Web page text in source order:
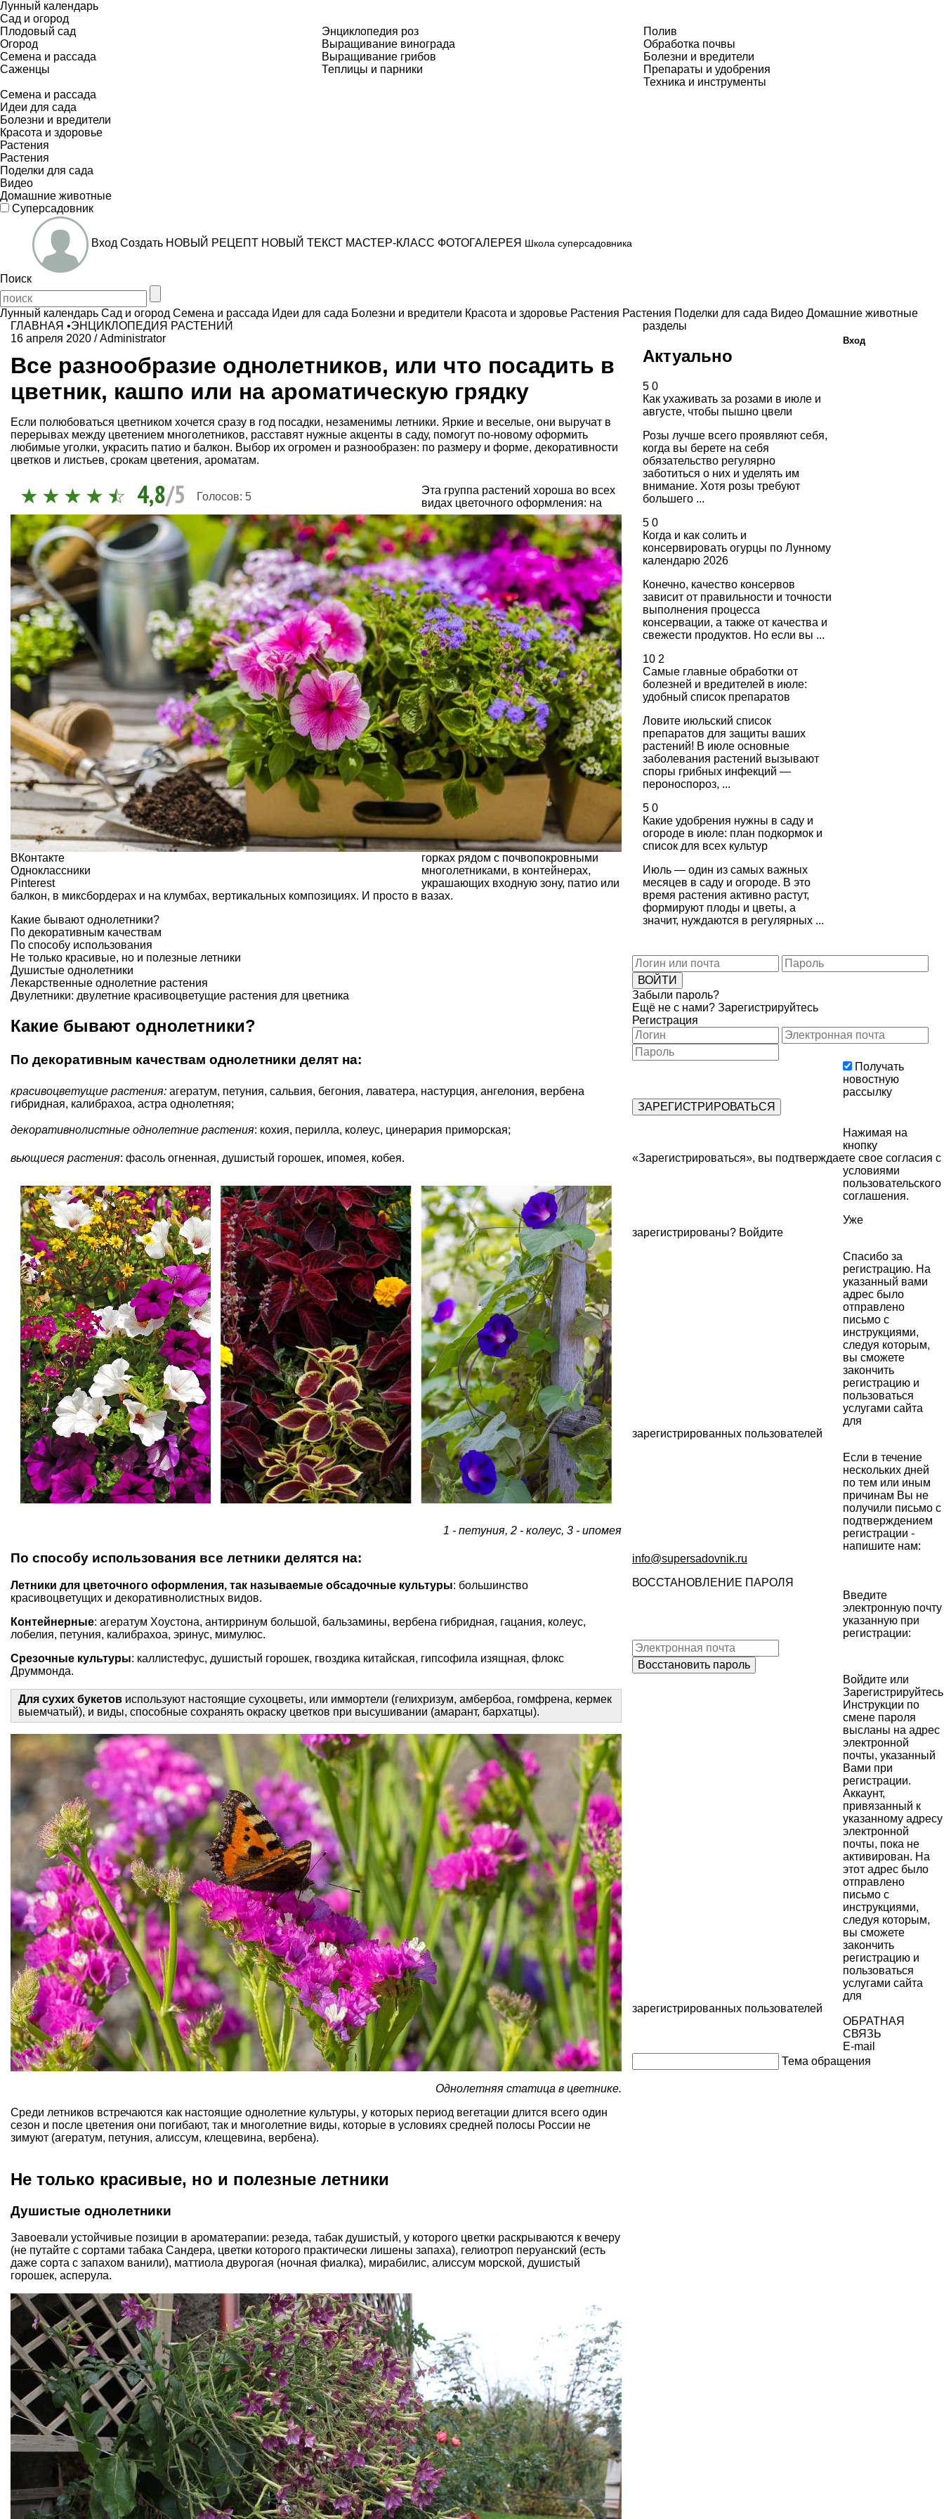
Лунный календарь
Сад и огород
Плодовый сад
Огород
Семена и рассада
Саженцы
Энциклопедия роз
Выращивание винограда
Выращивание грибов
Теплицы и парники
Полив
Обработка почвы
Болезни и вредители
Препараты и удобрения
Техника и инструменты
Семена и рассада
Идеи для сада
Болезни и вредители
Красота и здоровье
Растения
Растения
Поделки для сада
Видео
Домашние животные
Суперсадовник
Вход Создать НОВЫЙ РЕЦЕПТ НОВЫЙ ТЕКСТ МАСТЕР-КЛАСС ФОТОГАЛЕРЕЯ Школа суперсадовника
Поиск
Лунный календарь Сад и огород Семена и рассада Идеи для сада Болезни и вредители Красота и здоровье Растения Растения Поделки для сада Видео Домашние животные
ГЛАВНАЯ •ЭНЦИКЛОПЕДИЯ РАСТЕНИЙ
16 апреля 2020 /Administrator
Все разнообразие однолетников, или что посадить в
цветник, кашпо или на ароматическую грядку
Если полюбоваться цветником хочется сразу в год посадки, незаменимы летники. Яркие и веселые, они выручат в
перерывах между цветением многолетников, расставят нужные акценты в саду, помогут по-новому оформить
любимые уголки, украсить патио и балкон. Выбор их огромен и разнообразен: по размеру и форме, декоративности
цветков и листьев, срокам цветения, ароматам.
4,8/5 Голосов: 5
ВКонтакте
Одноклассники
Pinterest
Эта группа растений хороша во всех
видах цветочного оформления: на
горках рядом с почвопокровными
многолетниками, в контейнерах,
украшающих входную зону, патиоили
балкон, в миксбордерах и на клумбах, вертикальных композициях. И просто в вазах.
Какие бывают однолетники?
По декоративным качествам
По способу использования
Не только красивые, но и полезные летники
Душистые однолетники
Лекарственные однолетние растения
Двулетники: двулетние красивоцветущие растения для цветника
Какие бывают однолетники?
По декоративным качествам однолетники делят на:
красивоцветущие растения: агератум, петуния, сальвия, бегония, лаватера, настурция, ангелония, вербена
гибридная, калибрахоа, астра однолетняя;
декоративнолистные однолетние растения: кохия, перилла, колеус, цинерария приморская; 
вьющиеся растения: фасоль огненная, душистый горошек, ипомея, кобея.
1 - петуния, 2 - колеус, 3 - ипомея
По способу использования все летники делятся на:
Летники для цветочного оформления, так называемые обсадочные культуры: большинство
красивоцветущих и декоративнолистных видов.
Контейнерные: агератум Хоустона, антирринум большой, бальзамины, вербена гибридная, гацания, колеус,
лобелия, петуния, калибрахоа, эринус, мимулюс.
Срезочные культуры: каллистефус, душистый горошек, гвоздика китайская, гипсофила изящная, флокс
Друммонда.
Для сухих букетов используют настоящие сухоцветы, или иммортели (гелихризум, амбербоа, гомфрена, кермек
выемчатый), и виды, способные сохранять окраску цветков при высушивании (амарант, бархатцы).
Однолетняя статица в цветнике.
Среди летников встречаются как настоящие однолетние культуры, у которых период вегетации длится всего один
сезон и после цветения они погибают, так и многолетние виды, которые в условиях средней полосы России не
зимуют (агератум, петуния, алиссум, клещевина, вербена).
Не только красивые, но и полезные летники
Душистые однолетники
Завоевали устойчивые позиции в ароматерапии: резеда, табак душистый, у которого цветки раскрываются к вечеру
(не путайте с сортами табака Сандера, цветки которого практически лишены запаха), гелиотроп перуанский (есть
даже сорта с запахом ванили), маттиола двурогая (ночная фиалка), мирабилис, алиссум морской, душистый
горошек, асперула.
разделы
Актуально
5 0
Как ухаживать за розами в июле и
августе, чтобы пышно цвели
Розы лучше всего проявляют себя,
когда вы берете на себя
обязательство регулярно
заботиться о них и уделять им
внимание. Хотя розы требуют
большего ...
5 0
Когда и как солить и
консервировать огурцы по Лунному
календарю 2026
Конечно, качество консервов
зависит от правильности и точности
выполнения процесса
консервации, а также от качества и
свежести продуктов. Но если вы ...
10 2
Самые главные обработки от
болезней и вредителей в июле:
удобный список препаратов
Ловите июльский список
препаратов для защиты ваших
растений! В июле основные
заболевания растений вызывают
споры грибных инфекций —
пероноспороз, ...
5 0
Какие удобрения нужны в саду и
огороде в июле: план подкормок и
список для всех культур
Июль — один из самых важных
месяцев в саду и огороде. В это
время растения активно растут,
формируют плоды и цветы, а
значит, нуждаются в регулярных ...
Вход
Забыли пароль?
Ещё не с нами? Зарегистрируйтесь
Регистрация
Получать
новостную
рассылку
Нажимая на
кнопку
«Зарегистрироваться», вы подтверждаете свое согласия с
условиями
пользовательского
соглашения.
Уже
зарегистрированы? Войдите
Спасибо за
регистрацию. На
указанный вами
адрес было
отправлено
письмо с
инструкциями,
следуя которым,
вы сможете
закончить
регистрацию и
пользоваться
услугами сайта
для
зарегистрированных пользователей
Если в течение
нескольких дней
по тем или иным
причинам Вы не
получили письмо с
подтверждением
регистрации -
напишите нам:
info@supersadovnik.ru
ВОССТАНОВЛЕНИЕ ПАРОЛЯ
Введите
электронную почту
указанную при
регистрации:
Войдите или
Зарегистрируйтесь
Инструкции по
смене пароля
высланы на адрес
электронной
почты, указанный
Вами при
регистрации.
Аккаунт,
привязанный к
указанному адресу
электронной
почты, пока не
активирован. На
этот адрес было
отправлено
письмо с
инструкциями,
следуя которым,
вы сможете
закончить
регистрацию и
пользоваться
услугами сайта
для
зарегистрированных пользователей
ОБРАТНАЯ
СВЯЗЬ
E-mail
Тема обращения